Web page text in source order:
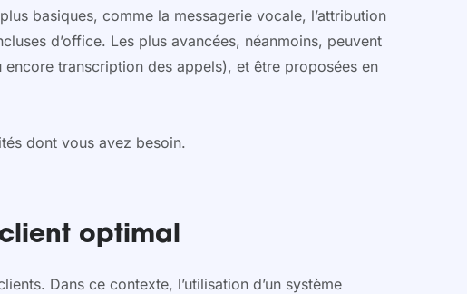
basiques, comme la messagerie vocale, l’attribution
d’office. Les plus avancées, néanmoins, peuvent
transcription des appels), et être proposées en
dont vous avez besoin.
optimal
Dans ce contexte, l’utilisation d’un système